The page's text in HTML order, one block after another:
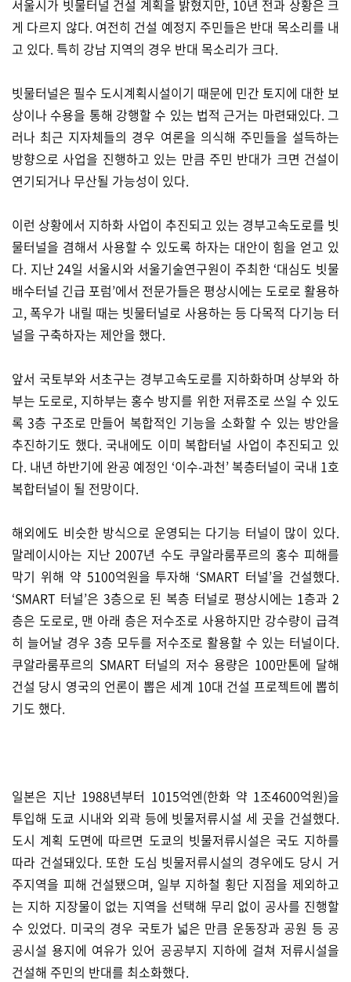
서울시가 빗물터널 건설 계획을 밝혔지만, 10년 전과 상황은 크
게 다르지 않다. 여전히 건설 예정지 주민들은 반대 목소리를 내
고 있다. 특히 강남 지역의 경우 반대 목소리가 크다.
빗물터널은 필수 도시계획시설이기 때문에 민간 토지에 대한 보
상이나 수용을 통해 강행할 수 있는 법적 근거는 마련돼있다. 그
러나 최근 지자체들의 경우 여론을 의식해 주민들을 설득하는
방향으로 사업을 진행하고 있는 만큼 주민 반대가 크면 건설이
연기되거나 무산될 가능성이 있다.
이런 상황에서 지하화 사업이 추진되고 있는 경부고속도로를 빗
물터널을 겸해서 사용할 수 있도록 하자는 대안이 힘을 얻고 있
다. 지난 24일 서울시와 서울기술연구원이 주최한 ‘대심도 빗물
배수터널 긴급 포럼’에서 전문가들은 평상시에는 도로로 활용하
고, 폭우가 내릴 때는 빗물터널로 사용하는 등 다목적 다기능 터
널을 구축하자는 제안을 했다.
앞서 국토부와 서초구는 경부고속도로를 지하화하며 상부와 하
부는 도로로, 지하부는 홍수 방지를 위한 저류조로 쓰일 수 있도
록 3층 구조로 만들어 복합적인 기능을 소화할 수 있는 방안을
추진하기도 했다. 국내에도 이미 복합터널 사업이 추진되고 있
다. 내년 하반기에 완공 예정인 ‘이수-과천’ 복층터널이 국내 1호
복합터널이 될 전망이다.
해외에도 비슷한 방식으로 운영되는 다기능 터널이 많이 있다.
말레이시아는 지난 2007년 수도 쿠알라룸푸르의 홍수 피해를
막기 위해 약 5100억원을 투자해 ‘SMART 터널’을 건설했다.
‘SMART 터널’은 3층으로 된 복층 터널로 평상시에는 1층과 2
층은 도로로, 맨 아래 층은 저수조로 사용하지만 강수량이 급격
히 늘어날 경우 3층 모두를 저수조로 활용할 수 있는 터널이다.
쿠알라룸푸르의 SMART 터널의 저수 용량은 100만톤에 달해
건설 당시 영국의 언론이 뽑은 세계 10대 건설 프로젝트에 뽑히
기도 했다.
일본은 지난 1988년부터 1015억엔(한화 약 1조4600억원)을
투입해 도쿄 시내와 외곽 등에 빗물저류시설 세 곳을 건설했다.
도시 계획 도면에 따르면 도쿄의 빗물저류시설은 국도 지하를
따라 건설돼있다. 또한 도심 빗물저류시설의 경우에도 당시 거
주지역을 피해 건설됐으며, 일부 지하철 횡단 지점을 제외하고
는 지하 지장물이 없는 지역을 선택해 무리 없이 공사를 진행할
수 있었다. 미국의 경우 국토가 넓은 만큼 운동장과 공원 등 공
공시설 용지에 여유가 있어 공공부지 지하에 걸쳐 저류시설을
건설해 주민의 반대를 최소화했다.